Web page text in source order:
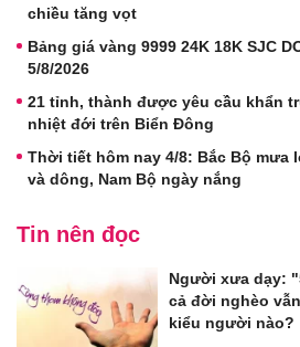
chiều tăng vọt
Bảng giá vàng 9999 24K 18K SJC
5/8/2026
21 tỉnh, thành được yêu cầu khẩn
nhiệt đới trên Biển Đông
Thời tiết hôm nay 4/8: Bắc Bộ mưa
và dông, Nam Bộ ngày nắng
Tin nên đọc
Người xưa dạy:
cả đời nghèo
kiểu người nào?